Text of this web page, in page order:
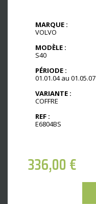
MARQUE :
VOLVO
MODÈLE :
S40
PÉRIODE :
01.01.04 au 01.05.07
VARIANTE :
COFFRE
REF :
E6804BS
336,00€